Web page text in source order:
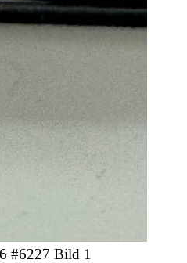
#6227 Bild 1